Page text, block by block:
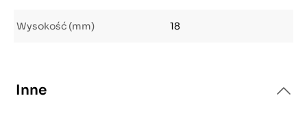
Wysokość (mm) 18
Inne